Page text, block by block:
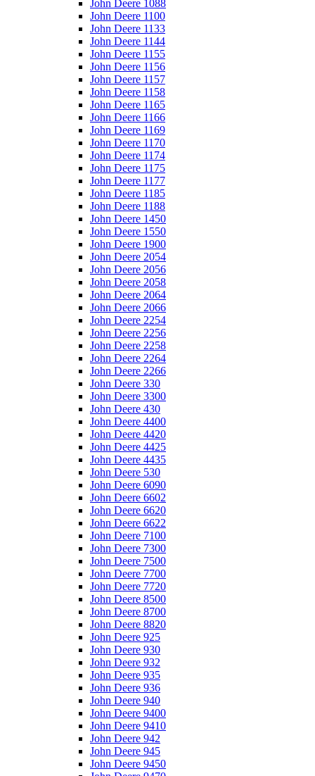
John Deere 1088
John Deere 1100
John Deere 1133
John Deere 1144
John Deere 1155
John Deere 1156
John Deere 1157
John Deere 1158
John Deere 1165
John Deere 1166
John Deere 1169
John Deere 1170
John Deere 1174
John Deere 1175
John Deere 1177
John Deere 1185
John Deere 1188
John Deere 1450
John Deere 1550
John Deere 1900
John Deere 2054
John Deere 2056
John Deere 2058
John Deere 2064
John Deere 2066
John Deere 2254
John Deere 2256
John Deere 2258
John Deere 2264
John Deere 2266
John Deere 330
John Deere 3300
John Deere 430
John Deere 4400
John Deere 4420
John Deere 4425
John Deere 4435
John Deere 530
John Deere 6090
John Deere 6602
John Deere 6620
John Deere 6622
John Deere 7100
John Deere 7300
John Deere 7500
John Deere 7700
John Deere 7720
John Deere 8500
John Deere 8700
John Deere 8820
John Deere 925
John Deere 930
John Deere 932
John Deere 935
John Deere 936
John Deere 940
John Deere 9400
John Deere 9410
John Deere 942
John Deere 945
John Deere 9450